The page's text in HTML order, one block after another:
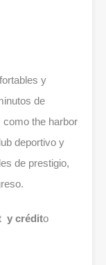
y
de
the harbor
deportivo y
de prestigio,
y crédito